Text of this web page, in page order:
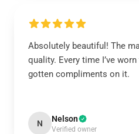
Absolutely beautiful! The
quality. Every time I’ve
gotten compliments on it.
N Nelson
Verified owner